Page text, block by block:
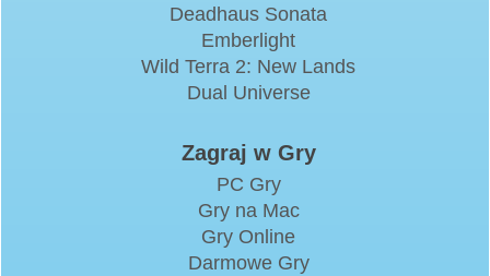
Deadhaus Sonata
Emberlight
Wild Terra 2: New Lands
Dual Universe
Zagraj w Gry
PC Gry
Gry na Mac
Gry Online
Darmowe Gry